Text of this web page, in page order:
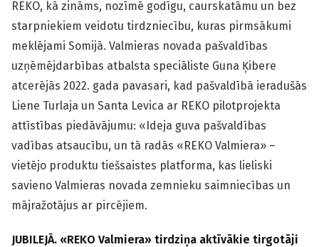
REKO, kā zināms, nozīmē godīgu, caurskatāmu un bez
starpniekiem veidotu tirdzniecību, kuras pirmsākumi
meklējami Somijā. Valmieras novada pašvaldības
uzņēmējdarbības atbalsta speciāliste Guna Ķibere
atcerējās 2022. gada pavasari, kad pašvaldībā ieradušās
Liene Turlaja un Santa Levica ar REKO pilotprojekta
attīstības piedāvājumu: «Ideja guva pašvaldības
vadības atsaucību, un tā radās «REKO Valmiera» –
vietējo produktu tiešsaistes platforma, kas lieliski
savieno Valmieras novada zemnieku saimniecības un
mājražotājus ar pircējiem.
JUBILEJĀ. «REKO Valmiera» tirdziņa aktīvākie tirgotāji